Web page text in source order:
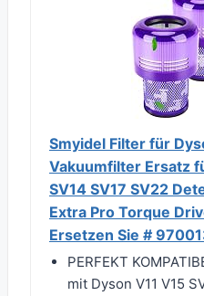
Smyidel Filter für
Vakuumfilter Ersatz
SV14 SV17 SV22
Extra Pro Torque
Ersetzen Sie #
PERFEKT
mit Dyson V11 V15